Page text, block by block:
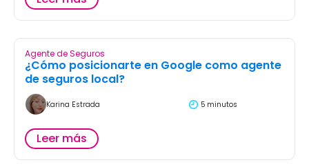
Agente de Seguros
¿Cómo posicionarte en Google como agente
de seguros local?
Karina Estrada 5 minutos
Leer más